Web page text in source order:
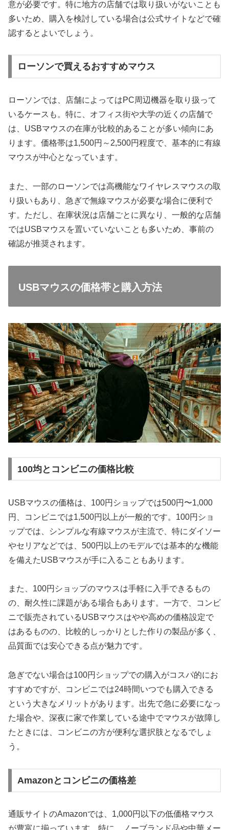
意が必要です。特に地方の店舗では取り扱いがないことも
多いため、購入を検討している場合は公式サイトなどで確
認するとよいでしょう。
ローソンで買えるおすすめマウス
ローソンでは、店舗によってはPC周辺機器を取り扱って
いるケースも。特に、オフィス街や大学の近くの店舗で
は、USBマウスの在庫が比較的あることが多い傾向にあ
ります。価格帯は1,500円～2,500円程度で、基本的に有線
マウスが中心となっています。
また、一部のローソンでは高機能なワイヤレスマウスの取
り扱いもあり、急ぎで無線マウスが必要な場合に便利で
す。ただし、在庫状況は店舗ごとに異なり、一般的な店舗
ではUSBマウスを置いていないことも多いため、事前の
確認が推奨されます。
USBマウスの価格帯と購入方法
100均とコンビニの価格比較
USBマウスの価格は、100円ショップでは500円〜1,000
円、コンビニでは1,500円以上が一般的です。100円ショ
ップでは、シンプルな有線マウスが主流で、特にダイソー
やセリアなどでは、500円以上のモデルでは基本的な機能
を備えたUSBマウスが手に入ることもあります。
また、100円ショップのマウスは手軽に入手できるもの
の、耐久性に課題がある場合もあります。一方で、コンビ
ニで販売されているUSBマウスはやや高めの価格設定で
はあるものの、比較的しっかりとした作りの製品が多く、
品質面では安心できる点が魅力です。
急ぎでない場合は100円ショップでの購入がコスパ的にお
すすめですが、コンビニでは24時間いつでも購入できる
という大きなメリットがあります。出先で急に必要になっ
た場合や、深夜に家で作業している途中でマウスが故障し
たときには、コンビニの方が便利な選択肢となるでしょ
う。
Amazonとコンビニの価格差
通販サイトのAmazonでは、1,000円以下の低価格マウス
が豊富に揃っています。特に、ノーブランド品や中華メー